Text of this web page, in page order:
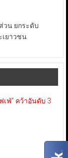
วน ยกระดับ
ยาวชน
ฟ่” คว้าอันดับ 3